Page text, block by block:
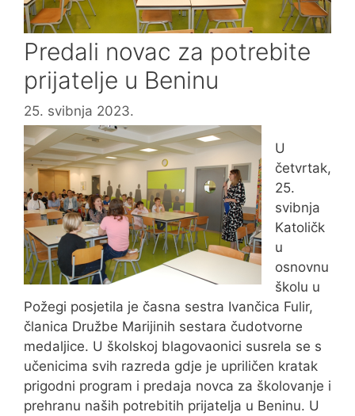
Predali novac za potrebite
prijatelje u Beninu
25. svibnja 2023.
U
četvrtak,
25.
svibnja
Katoličk
u
osnovnu
školu u
Požegi posjetila je časna sestra Ivančica Fulir,
članica Družbe Marijinih sestara čudotvorne
medaljice. U školskoj blagovaonici susrela se s
učenicima svih razreda gdje je upriličen kratak
prigodni program i predaja novca za školovanje i
prehranu naših potrebitih prijatelja u Beninu. U